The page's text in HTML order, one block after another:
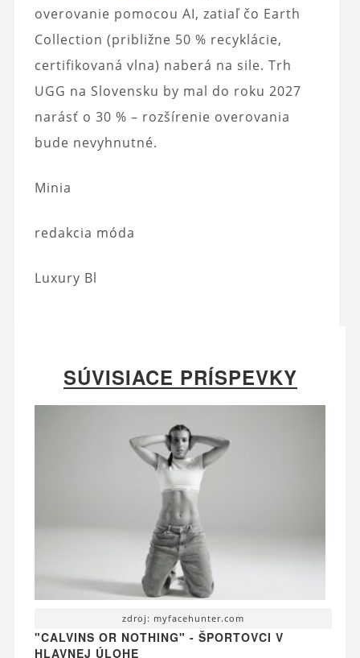
overovanie pomocou AI, zatiaľ čo Earth
Collection (približne 50 % recyklácie,
certifikovaná vlna) naberá na sile. Trh
UGG na Slovensku by mal do roku 2027
narásť o 30 % – rozšírenie overovania
bude nevyhnutné.
Minia
redakcia móda
Luxury Bl
SÚVISIACE PRÍSPEVKY
zdroj: myfacehunter.com
"CALVINS OR NOTHING" - ŠPORTOVCI V
HLAVNEJ ÚLOHE